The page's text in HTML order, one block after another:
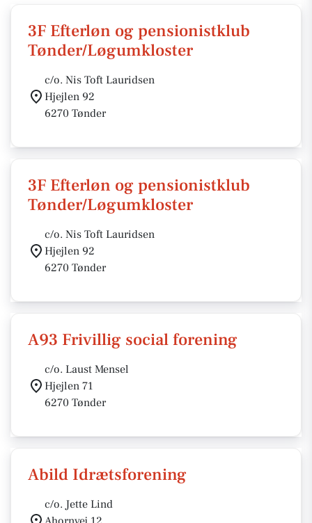
3F Efterløn og pensionistklub
Tønder/Løgumkloster
c/o. Nis Toft Lauridsen
Hjejlen 92
6270 Tønder
3F Efterløn og pensionistklub
Tønder/Løgumkloster
c/o. Nis Toft Lauridsen
Hjejlen 92
6270 Tønder
A93 Frivillig social forening
c/o. Laust Mensel
Hjejlen 71
6270 Tønder
Abild Idrætsforening
c/o. Jette Lind